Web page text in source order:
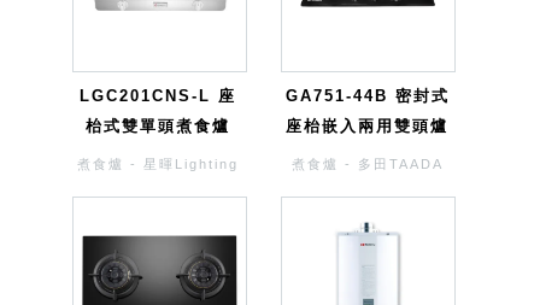
LGC201CNS-L 座
枱式雙單頭煮食爐
煮食爐 - 星暉Lighting
GA751-44B 密封式
座枱嵌入兩用雙頭爐
煮食爐 - 多田TAADA